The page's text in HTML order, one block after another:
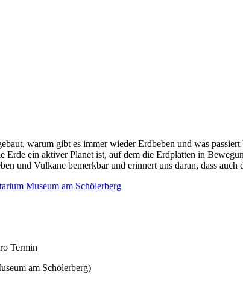
warum gibt es immer wieder Erdbeben und was
Erde ein aktiver Planet ist, auf dem die Erdplatten in
und Vulkane bemerkbar und erinnert uns daran, dass auch
Museum am Schölerberg
Termin
am Schölerberg)